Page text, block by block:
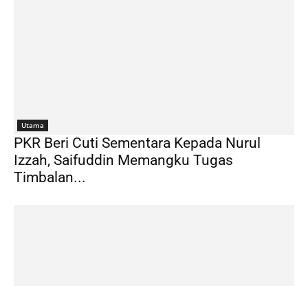
Utama
PKR Beri Cuti Sementara Kepada Nurul
Izzah, Saifuddin Memangku Tugas
Timbalan...